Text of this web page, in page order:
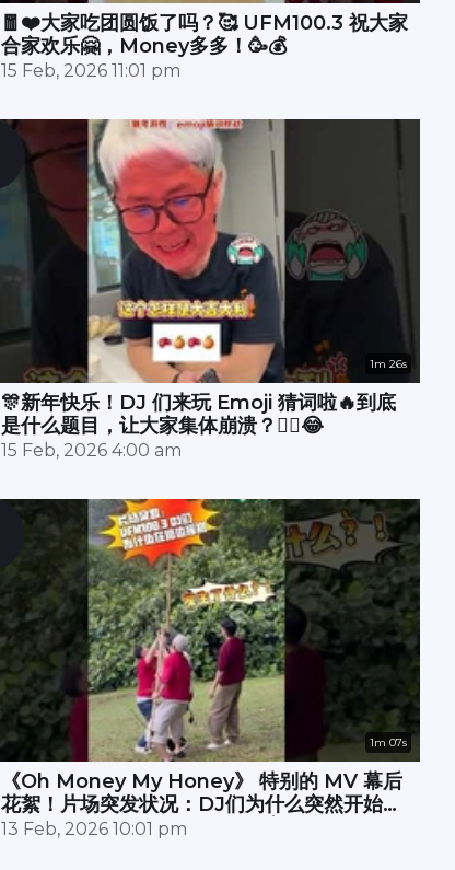
🧧❤️大家吃团圆饭了吗？🥰 UFM100.3 祝大家
合家欢乐🤗，Money多多！🥳💰
15 Feb, 2026 11:01 pm
1m 26s
🎊新年快乐！DJ 们来玩 Emoji 猜词啦🔥到底
是什么题目，让大家集体崩溃？😵‍💫😂
15 Feb, 2026 4:00 am
1m 07s
《Oh Money My Honey》 特别的 MV 幕后
花絮！片场突发状况：DJ们为什么突然开始摇
树？🌳🤔原来无人机卡树上 🚁💥，大家冒雨☔️
13 Feb, 2026 10:01 pm